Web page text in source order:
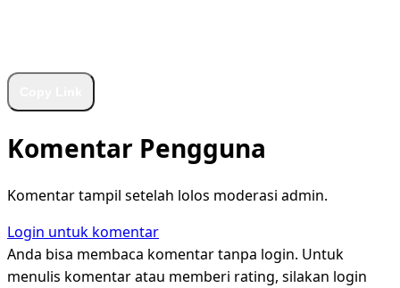
Komentar Pengguna
Komentar tampil setelah lolos moderasi admin.
Login untuk komentar
Anda bisa membaca komentar tanpa login. Untuk
menulis komentar atau memberi rating, silakan login